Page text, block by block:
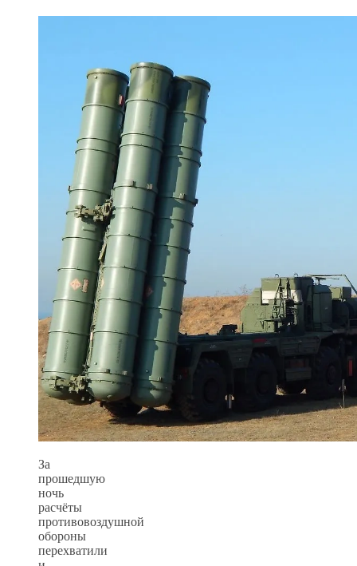
За
прошедшую
ночь
расчёты
противовоздушной
обороны
перехватили